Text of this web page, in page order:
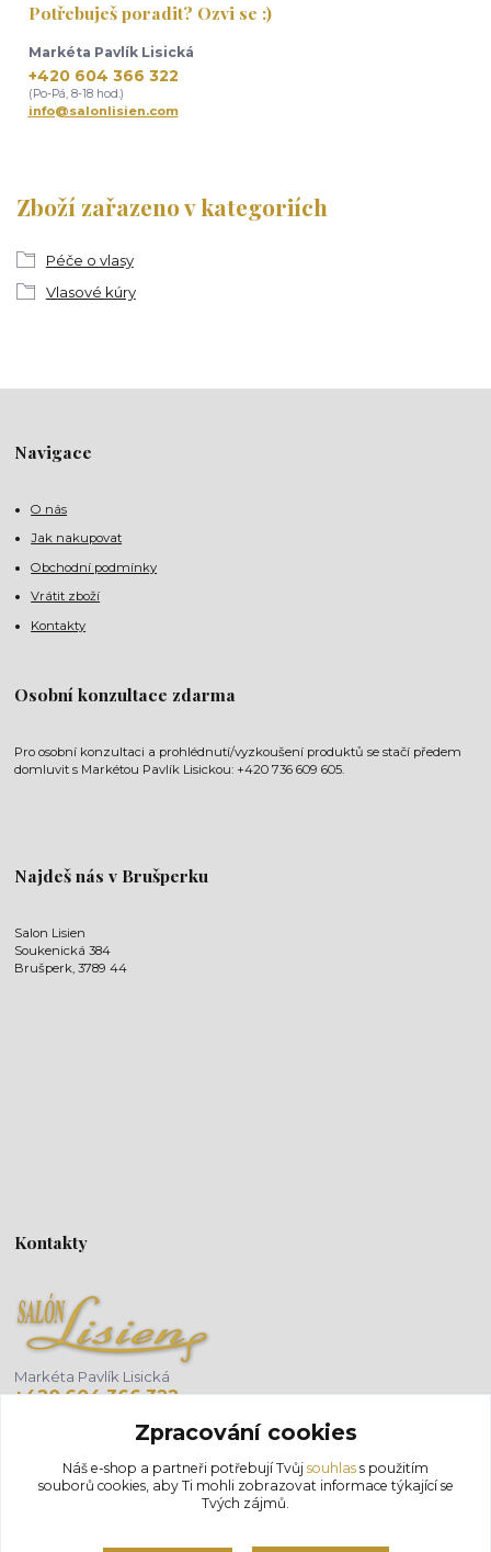
Zboží zařazeno v kategoriích
Péče o vlasy
Vlasové kúry
Potřebuješ poradit? Ozvi se :)
Markéta Pavlík Lisická
+420 604 366 322
(Po-Pá, 8-18 hod.)
info@salonlisien.com
Navigace
O nás
Jak nakupovat
Obchodní podmínky
Vrátit zboží
Kontakty
Osobní konzultace zdarma
Pro osobní konzultaci a prohlédnutí/vyzkoušení produktů se stačí předem
domluvit s Markétou Pavlík Lisickou: +420 736 609 605.
Najdeš nás v Brušperku
Salon Lisien
Soukenická 384
Brušperk, 3789 44
Kontakty
Markéta Pavlík Lisická
+420 604 366 322
info@salonlisien.com
Zpracování cookies
Náš e-shop a partneři potřebují Tvůj souhlas s použitím
souborů cookies, aby Ti mohli zobrazovat informace týkající se
Tvých zájmů.